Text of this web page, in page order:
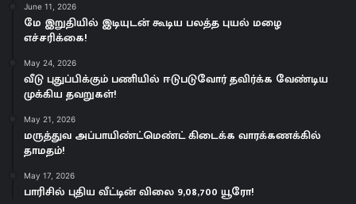
June 11, 2026
மே இறுதியில் இடியுடன் கூடிய பலத்த புயல் மழை
எச்சரிக்கை!
May 24, 2026
வீடு புதுப்பிக்கும் பணியில் ஈடுபடுவோர் தவிர்க்க வேண்டிய
முக்கிய தவறுகள்!
May 21, 2026
மருத்துவ அப்பாயிண்ட்மெண்ட் கிடைக்க வாரக்கணக்கில்
தாமதம்!
May 17, 2026
பாரிசில் புதிய வீட்டின் விலை 9,08,700 யூரோ!